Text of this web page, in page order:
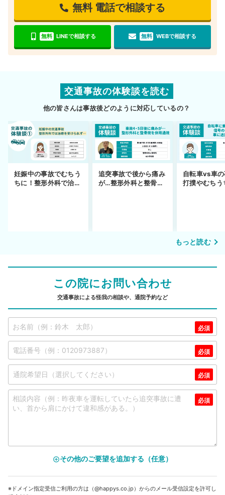
無料 電話で相談する
無料 LINEで相談する 無料 WEBで相談する
交通事故の体験談を読む
他の皆さんは事故後どのように対応しているの？
妊娠中の事故でむちう
ちに！整形外科で治療
追突事故で後から痛み
が…整形外科と整骨院
自転車vs車
打撲やむちう
もっと読む
この院にお問い合わせ
交通事故による怪我の相談や、通院予約など
add_circle_outlineその他のご要望を追加する（任意）
※ドメイン指定受信ご利用の方は（@happys.co.jp）からのメール受信設定を許可し